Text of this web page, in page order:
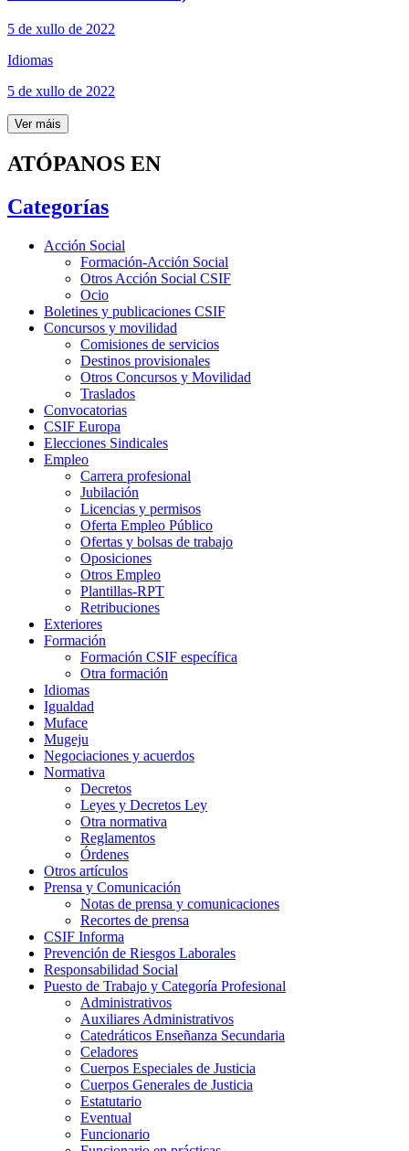
5 de xullo de 2022
Idiomas
5 de xullo de 2022
Ver máis
ATÓPANOS EN
Categorías
Acción Social
Formación-Acción Social
Otros Acción Social CSIF
Ocio
Boletines y publicaciones CSIF
Concursos y movilidad
Comisiones de servicios
Destinos provisionales
Otros Concursos y Movilidad
Traslados
Convocatorias
CSIF Europa
Elecciones Sindicales
Empleo
Carrera profesional
Jubilación
Licencias y permisos
Oferta Empleo Público
Ofertas y bolsas de trabajo
Oposiciones
Otros Empleo
Plantillas-RPT
Retribuciones
Exteriores
Formación
Formación CSIF específica
Otra formación
Idiomas
Igualdad
Muface
Mugeju
Negociaciones y acuerdos
Normativa
Decretos
Leyes y Decretos Ley
Otra normativa
Reglamentos
Órdenes
Otros artículos
Prensa y Comunicación
Notas de prensa y comunicaciones
Recortes de prensa
CSIF Informa
Prevención de Riesgos Laborales
Responsabilidad Social
Puesto de Trabajo y Categoría Profesional
Administrativos
Auxiliares Administrativos
Catedráticos Enseñanza Secundaria
Celadores
Cuerpos Especiales de Justicia
Cuerpos Generales de Justicia
Estatutario
Eventual
Funcionario